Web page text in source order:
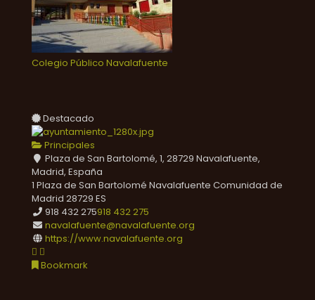
Colegio Público Navalafuente
Destacado
Principales
Plaza de San Bartolomé, 1, 28729 Navalafuente,
Madrid, España
1 Plaza de San Bartolomé Navalafuente Comunidad de
Madrid 28729 ES
918 432 275918 432 275
navalafuente@navalafuente.org
https://www.navalafuente.org
Bookmark